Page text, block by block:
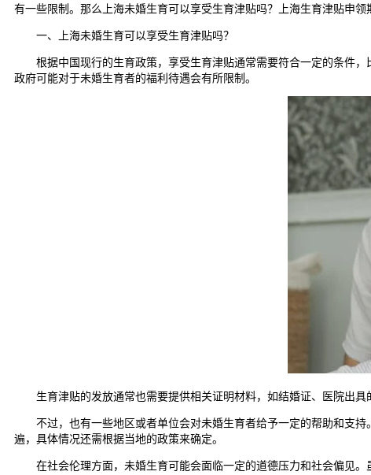
有一些限制。那么上海未婚生育可以享受生育津贴吗？上海生育津贴申领
一、上海未婚生育可以享受生育津贴吗？
根据中国现行的生育政策，享受生育津贴通常需要符合一定的条件，
政府可能对于未婚生育者的福利待遇会有所限制。
生育津贴的发放通常也需要提供相关证明材料，如结婚证、医院出具
不过，也有一些地区或者单位会对未婚生育者给予一定的帮助和支持
遍，具体情况还需根据当地的政策来确定。
在社会伦理方面，未婚生育可能会面临一定的道德压力和社会偏见。